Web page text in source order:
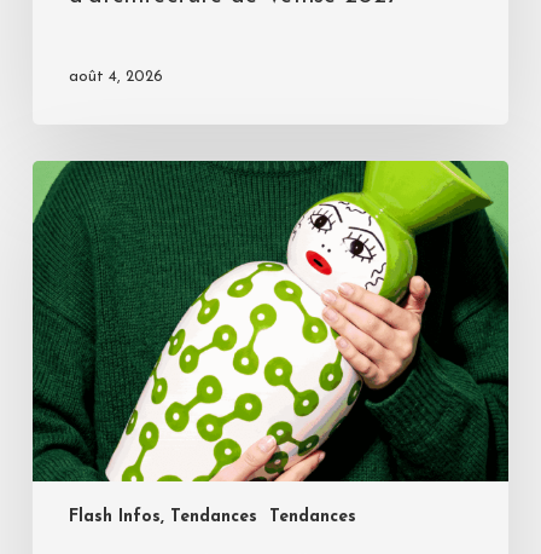
août 4, 2026
Flash Infos, Tendances Tendances